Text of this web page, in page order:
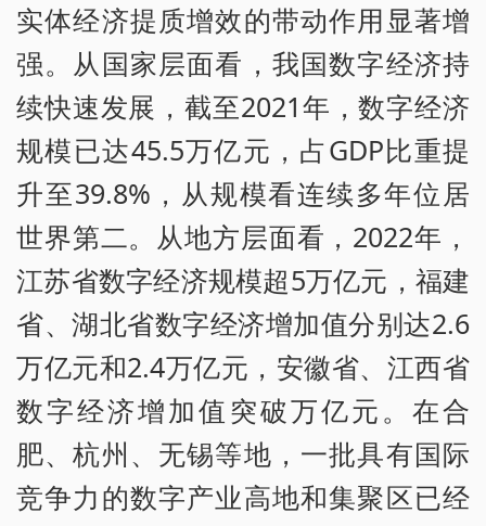
实体经济提质增效的带动作用显著增
强。从国家层面看，我国数字经济持
续快速发展，截至2021年，数字经济
规模已达45.5万亿元，占GDP比重提
升至39.8%，从规模看连续多年位居
世界第二。从地方层面看，2022年，
江苏省数字经济规模超5万亿元，福建
省、湖北省数字经济增加值分别达2.6
万亿元和2.4万亿元，安徽省、江西省
数字经济增加值突破万亿元。在合
肥、杭州、无锡等地，一批具有国际
竞争力的数字产业高地和集聚区已经